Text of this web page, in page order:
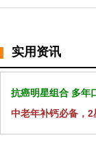
实用资讯
抗癌明星组合 多年
中老年补钙必备，